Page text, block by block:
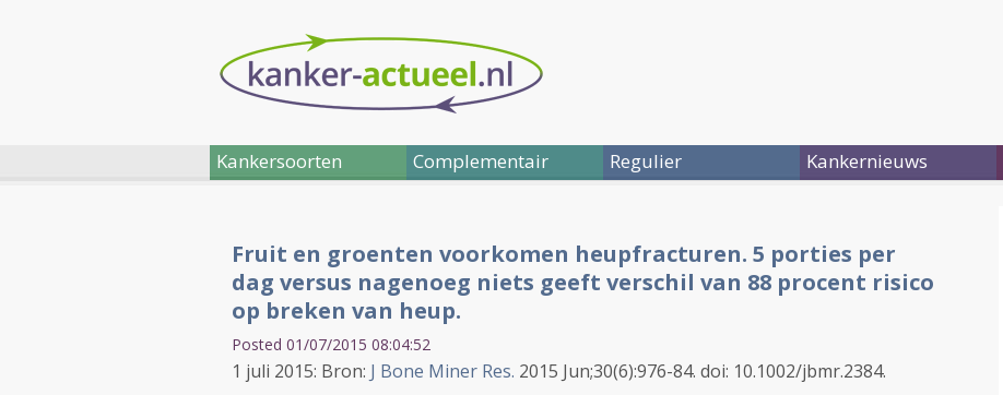
Kankersoorten Complementair Regulier Kankernieuws
Fruit en groenten voorkomen heupfracturen. 5 porties per
dag versus nagenoeg niets geeft verschil van 88 procent risico
op breken van heup.
Posted 01/07/2015 08:04:52
1 juli 2015: Bron: J Bone Miner Res. 2015 Jun;30(6):976-84. doi: 10.1002/jbmr.2384.